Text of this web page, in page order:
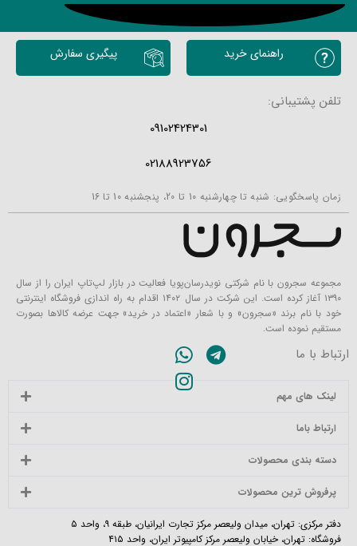
محصولات مشابه
راهنمای خرید پیگیری سفارش
تلفن پشتیبانی:
09102424301
02188923756
زمان پاسخگویی: شنبه تا چهارشنبه 10 تا 20، پنجشنبه 10 تا 16
مجموعه سجرون با نام شرکتی نویدرسان‌پویا فعالیت در بازار لپ‌تاپ ایران را از سال
۱۳۹۰ آغاز کرده است. این شرکت در سال ۱۴۰۲ اقدام به راه اندازی فروشگاه اینترنتی
خود با نام برند «سجرون» و با شعار «اعتماد در خرید» جهت عرضه کالاها بصورت
مستقیم نموده است.
ارتباط با ما
لینک های مهم
ارتباط باما
دسته بندی محصولات
پرفروش ترین محصولات
دفتر مرکزی: تهران، میدان ولیعصر مرکز تجارت ایرانیان، طبقه ۹، واحد ۵
فروشگاه: تهران، خیابان ولیعصر مرکز کامپیوتر ایران، واحد ۴۱۵